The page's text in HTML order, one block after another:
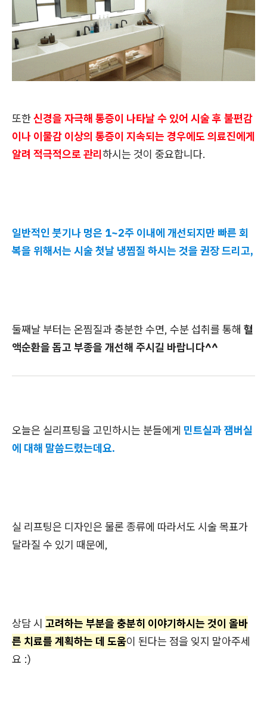
또한신경을 자극해 통증이 나타날 수 있어 시술 후 불편감
이나 이물감 이상의 통증이 지속되는 경우에도 의료진에게
알려 적극적으로 관리하시는 것이 중요합니다.
일반적인 붓기나 멍은 1~2주 이내에 개선되지만 빠른 회
복을 위해서는 시술 첫날 냉찜질 하시는 것을 권장 드리고,
둘째날 부터는 온찜질과 충분한 수면, 수분 섭취를 통해 혈
액순환을 돕고 부종을 개선해 주시길 바랍니다^^
오늘은 실리프팅을 고민하시는 분들에게 민트실과 잼버실
에 대해 말씀드렸는데요.
실 리프팅은 디자인은 물론 종류에 따라서도 시술 목표가
달라질 수 있기 때문에,
상담 시 고려하는 부분을 충분히 이야기하시는 것이 올바
른 치료를 계획하는 데 도움이 된다는 점을 잊지 말아주세
요 :)